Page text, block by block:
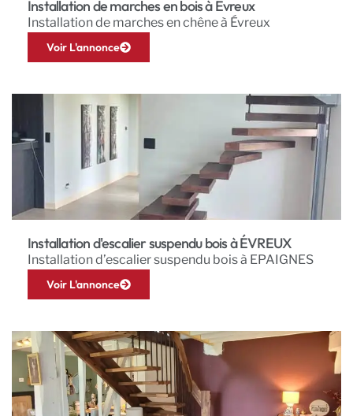
Installation de marches en bois à Évreux
Installation de marches en chêne à Évreux
Voir L'annonce
Installation d'escalier suspendu bois à ÉVREUX
Installation d’escalier suspendu bois à EPAIGNES
Voir L'annonce